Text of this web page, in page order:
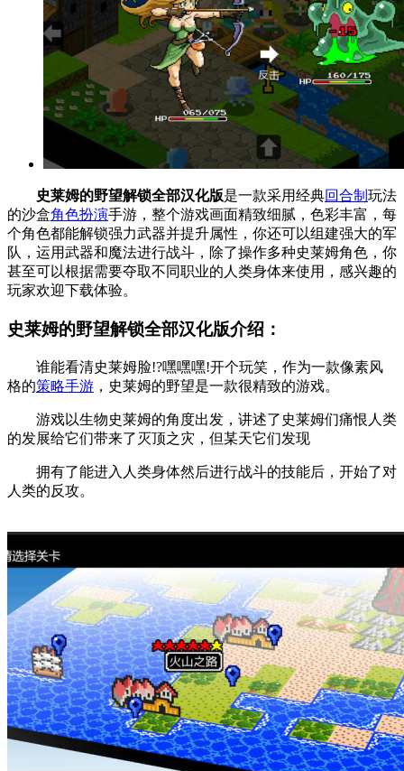
史莱姆的野望解锁全部汉化版是一款采用经典回合制 玩法
的沙盒角色扮演手游，整个游戏画面精致细腻，色彩丰富，每
个角色都能解锁强力武器并提升属性，你还可以组建强大的军
队，运用武器和魔法进行战斗，除了操作多种史莱姆角色，你
甚至可以根据需要夺取不同职业的人类身体来使用，感兴趣的
玩家欢迎下载体验。
史莱姆的野望解锁全部汉化版介绍：
谁能看清史莱姆脸!?嘿嘿嘿!开个玩笑，作为一款像素风
格的策略手游 ，史莱姆的野望是一款很精致的游戏。
游戏以生物史莱姆的角度出发，讲述了史莱姆们痛恨人类
的发展给它们带来了灭顶之灾，但某天它们发现
拥有了能进入人类身体然后进行战斗的技能后，开始了对
人类的反攻。